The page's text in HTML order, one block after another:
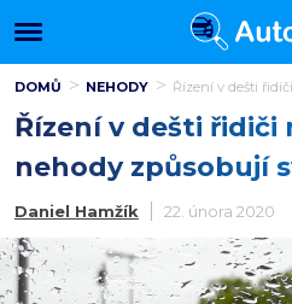
DOMŮ NEHODY Řízení v dešti
Řízení v dešti řidiči
nehody způsobují
Daniel Hamžík 22. února 2020